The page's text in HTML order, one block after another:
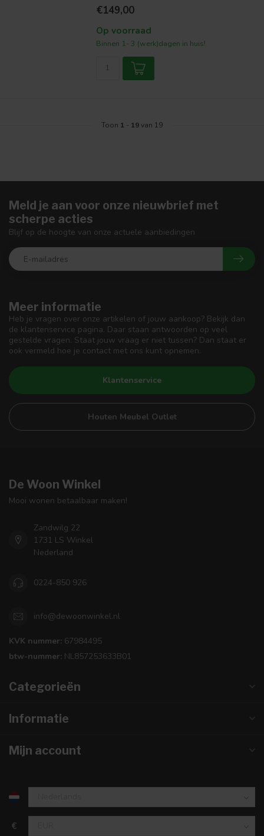
€149,00
Op voorraad
Binnen 1- 3 (werk)dagen in huis!
Toon 1 - 19van 19
Meer informatie
Heb je vragen over onze artikelen of jouw aankoop? Bekijk dan
de klantenservice pagina. Daar staan antwoorden op veel
gestelde vragen. Staat jouw vraag er niet tussen? Dan staat er
ook vermeld hoe je contact met ons kunt opnemen.
Klantenservice
Houten Meubel Outlet
Meld je aan voor onze nieuwbrief met
scherpe acties
Blijf op de hoogte van onze actuele aanbiedingen
De Woon Winkel
Mooi wonen betaalbaar maken!
Zandwilg 22
1731 LS Winkel
Nederland
0224-850 926
info@dewoonwinkel.nl
KVK nummer: 67984495
btw-nummer: NL857253633B01
Categorieën
Informatie
Mijn account
€